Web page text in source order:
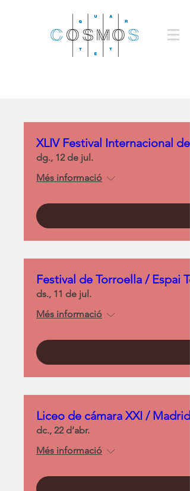
XLIV Festival Internacional
dg., 12 de jul.
Més informació
Festival de Torroella / Espai
ds., 11 de jul.
Més informació
Liceo de cámara XXI / Madrid
dc., 22 d’abr.
Més informació